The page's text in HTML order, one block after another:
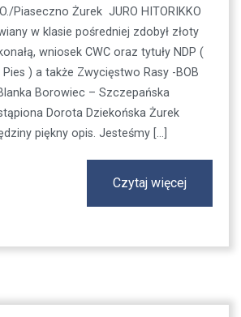
Piaseczno Żurek JURO HITORIKKO
w klasie pośredniej zdobył złoty
wniosek CWC oraz tytuły NDP (
Pies ) a także Zwycięstwo Rasy -BOB
Borowiec – Szczepańska
Dorota Dziekońska Żurek
piękny opis. Jesteśmy […]
Czytaj więcej